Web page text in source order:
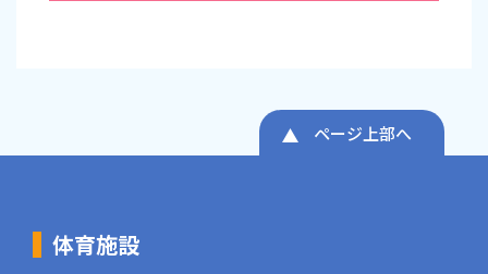
ページ上部へ
体育施設